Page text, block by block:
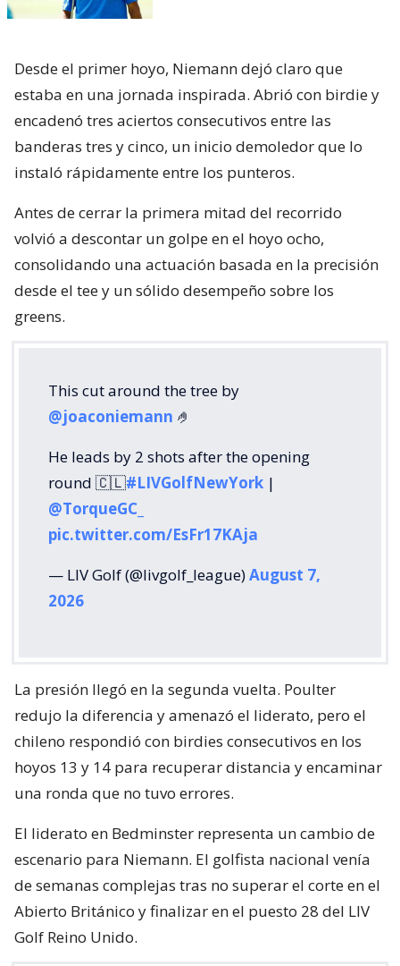
Desde el primer hoyo, Niemann dejó claro que
estaba en una jornada inspirada. Abrió con birdie y
encadenó tres aciertos consecutivos entre las
banderas tres y cinco, un inicio demoledor que lo
instaló rápidamente entre los punteros.
Antes de cerrar la primera mitad del recorrido
volvió a descontar un golpe en el hoyo ocho,
consolidando una actuación basada en la precisión
desde el tee y un sólido desempeño sobre los
greens.
This cut around the tree by
@joaconiemann 🤌
He leads by 2 shots after the opening
round 🇨🇱#LIVGolfNewYork |
@TorqueGC_
pic.twitter.com/EsFr17KAja
— LIV Golf (@livgolf_league)August 7,
2026
La presión llegó en la segunda vuelta. Poulter
redujo la diferencia y amenazó el liderato, pero el
chileno respondió con birdies consecutivos en los
hoyos 13 y 14 para recuperar distancia y encaminar
una ronda que no tuvo errores.
El liderato en Bedminster representa un cambio de
escenario para Niemann. El golfista nacional venía
de semanas complejas tras no superar el corte en el
Abierto Británico y finalizar en el puesto 28 del LIV
Golf Reino Unido.